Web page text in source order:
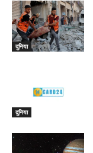
दुनिया
दुनिया